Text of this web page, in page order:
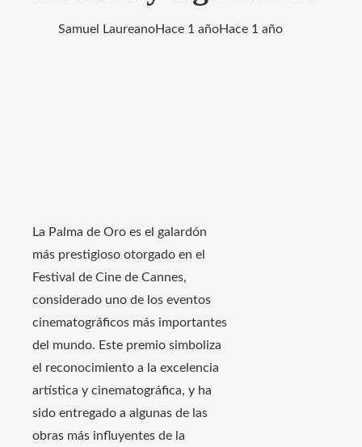
Samuel LaureanoHace 1 añoHace 1 año
La Palma de Oro es el galardón
más prestigioso otorgado en el
Festival de Cine de Cannes,
considerado uno de los eventos
cinematográficos más importantes
del mundo. Este premio simboliza
el reconocimiento a la excelencia
artística y cinematográfica, y ha
sido entregado a algunas de las
obras más influyentes de la